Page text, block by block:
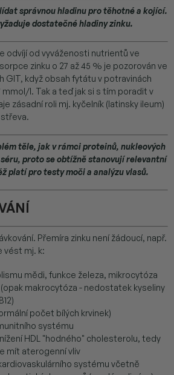
správnou hladinu pro těhotné a kojící.
dostatečné hladiny zinku.
odvíjí od vyváženosti nutrientů ve
zinku o 27 až 45 % je pozorován ve
GIT, když obsah fytátu v potravinách
mmol/l. Tak a teď jak si s tím poradit v
zásadní roli mj. kyčelník (latinsky ileum)
těle, jak v rámci proteinů, nukleových
proto se obtížně stanovují relevantní
platí pro testy moči a analýzu vlasů.
Přemíra zinku není žádoucí, např.
vést mj. k:
mědi, funkce železa, mikrocytóza
makrocytóza - nedostatek kyseliny
počet bílých krvinek)
systému
HDL "hodného" cholesterolu, tedy
mít aterogenní vliv
systému včetně